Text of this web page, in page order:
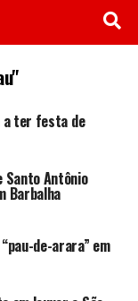
a ter festa de
Santo Antônio
Barbalha
de-arara” em